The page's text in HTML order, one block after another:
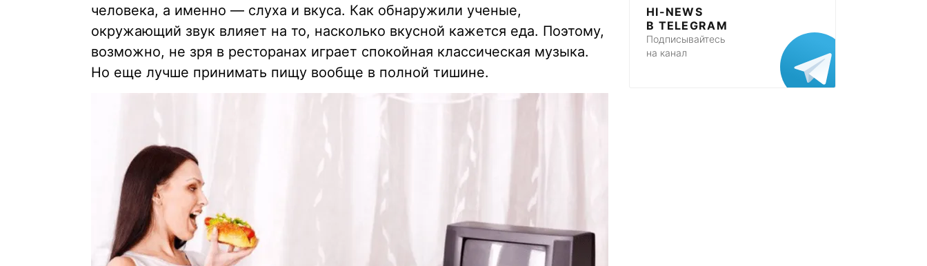
человека, а именно — слуха и вкуса. Как обнаружили ученые,
окружающий звук влияет на то, насколько вкусной кажется еда. Поэтому,
возможно, не зря в ресторанах играет спокойная классическая музыка.
Но еще лучше принимать пищу вообще в полной тишине.
HI-NEWS
В TELEGRAM
Подписывайтесь
на канал